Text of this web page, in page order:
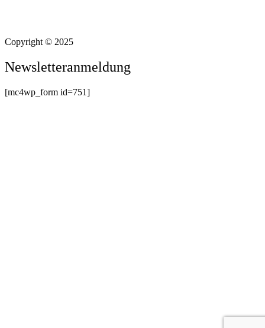
Copyright © 2025
Newsletteranmeldung
[mc4wp_form id=751]